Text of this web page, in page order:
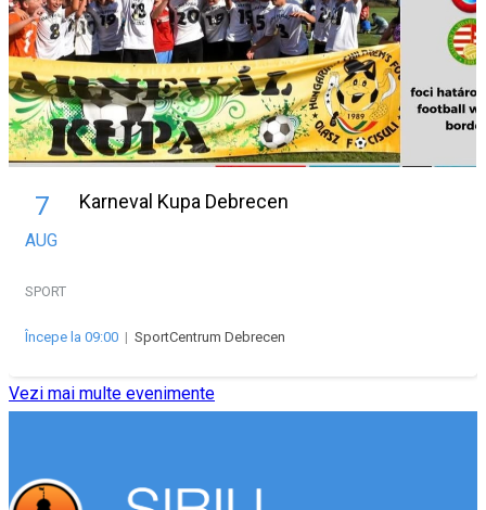
7
AUG
Karneval Kupa Debrecen
SPORT
Începe la 09:00 | SportCentrum Debrecen
Vezi mai multe evenimente